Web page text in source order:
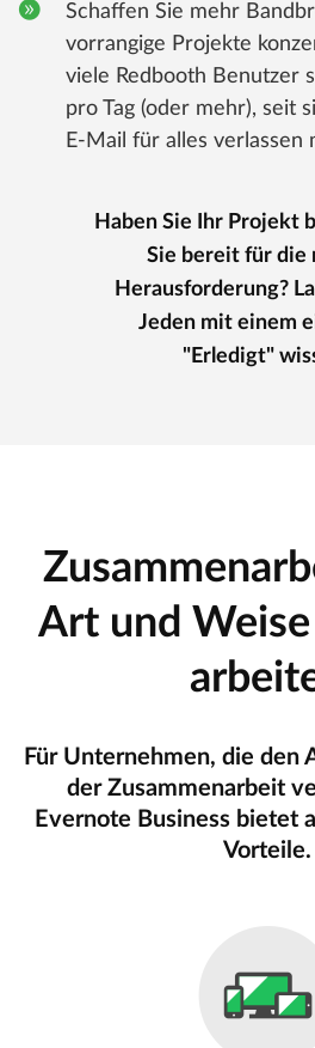
Schaffen Sie mehr
vorrangige Projekte
viele Redbooth Benutzer
pro Tag (oder mehr), seit
E-Mail für alles verlassen
Haben Sie Ihr Projekt
Sie bereit für die
Herausforderung?
Jeden mit einem
"Erledigt"
Art und
Für Unternehmen, die den
der Zusammenarbeit
Evernote Business bietet
Vorteile.